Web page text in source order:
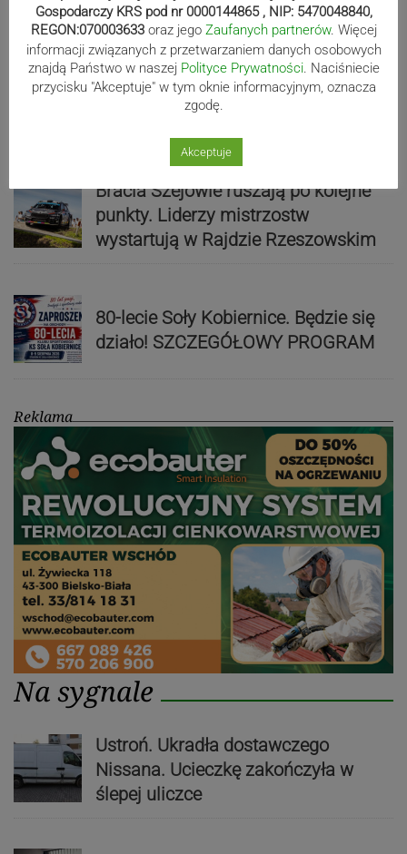
Mistrzowie świata z MCK Żywiec!
Bracia Szejowie ruszają po kolejne
punkty. Liderzy mistrzostw
wystartują w Rajdzie Rzeszowskim
80-lecie Soły Kobiernice. Będzie się
działo! SZCZEGÓŁOWY PROGRAM
Reklama
Na sygnale
Ustroń. Ukradła dostawczego
Nissana. Ucieczkę zakończyła w
ślepej uliczce
Gospodarczy KRS pod nr 0000144865 , NIP: 5470048840,
REGON:070003633 oraz jego Zaufanych partnerów. Więcej
informacji związanych z przetwarzaniem danych osobowych
znajdą Państwo w naszej Polityce Prywatności. Naciśniecie
przycisku "Akceptuje" w tym oknie informacyjnym, oznacza
zgodę.
Akceptuje